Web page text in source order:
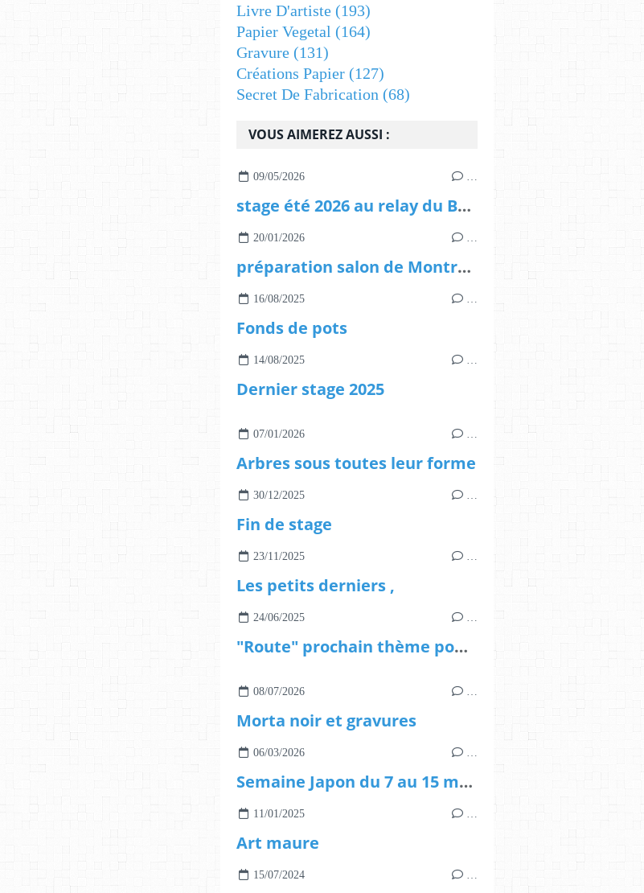
VOUS AIMEREZ AUSSI :
09/05/2026 …
stage été 2026 au relay du Bellay à Montreuil Bellay ANNULE
20/01/2026 …
préparation salon de Montreuil Bellay 20,21,22 février 2026
16/08/2025 …
Fonds de pots
14/08/2025 …
Dernier stage 2025
07/01/2026 …
Arbres sous toutes leur forme
30/12/2025 …
Fin de stage
23/11/2025 …
Les petits derniers ,
24/06/2025 …
"Route" prochain thème pour le salon anima libri de 2026
08/07/2026 …
Morta noir et gravures
06/03/2026 …
Semaine Japon du 7 au 15 mars et voir plus
11/01/2025 …
Art maure
15/07/2024 …
Livre D'artiste (193)
Papier Vegetal (164)
Gravure (131)
Créations Papier (127)
Secret De Fabrication (68)